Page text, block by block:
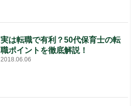
実は転職で有利？50代保育士の転
職ポイントを徹底解説！
2018.06.06